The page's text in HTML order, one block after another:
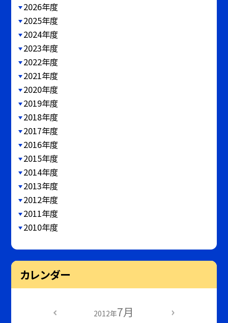
2026年度
2025年度
2024年度
2023年度
2022年度
2021年度
2020年度
2019年度
2018年度
2017年度
2016年度
2015年度
2014年度
2013年度
2012年度
2011年度
2010年度
カレンダー
2012年7月